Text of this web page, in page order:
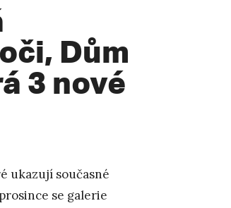
Dům
3 nové
ukazují současné
se galerie